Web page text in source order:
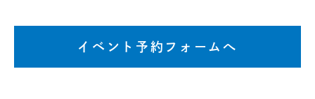
イベント予約フォームへ